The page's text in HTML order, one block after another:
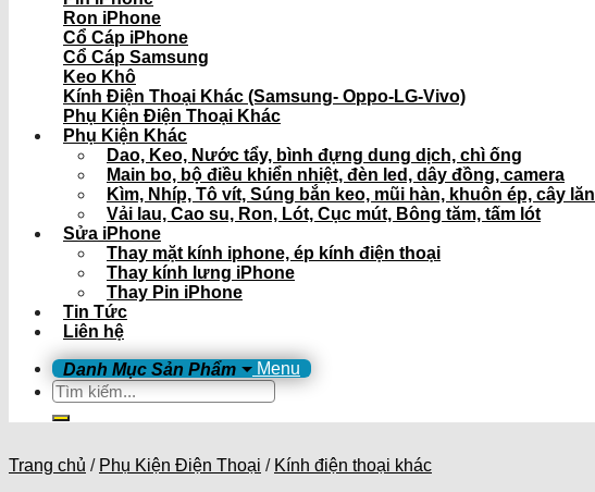
Ron iPhone
Cổ Cáp iPhone
Cổ Cáp Samsung
Keo Khô
Kính Điện Thoại Khác (Samsung- Oppo-LG-Vivo)
Phụ Kiện Điện Thoại Khác
Phụ Kiện Khác
Dao, Keo, Nước tẩy, bình đựng dung dịch, chì ống
Main bo, bộ điều khiển nhiệt, đèn led, dây đồng, camera
Kìm, Nhíp, Tô vít, Súng bắn keo, mũi hàn, khuôn ép, cây lăn
Vải lau, Cao su, Ron, Lót, Cục mút, Bông tăm, tấm lót
Sửa iPhone
Thay mặt kính iphone, ép kính điện thoại
Thay kính lưng iPhone
Thay Pin iPhone
Tin Tức
Liên hệ
Menu
Tìm
kiếm:
Trang chủ / Phụ Kiện Điện Thoại / Kính điện thoại khác